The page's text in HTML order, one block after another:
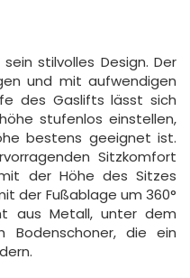
stilvolles Design. Der
und mit aufwendigen
des Gaslifts lässt sich
stufenlos einstellen,
bestens geeignet ist.
Sitzkomfort
der Höhe des Sitzes
der Fußablage um 360°
aus Metall, unter dem
Bodenschoner, die ein